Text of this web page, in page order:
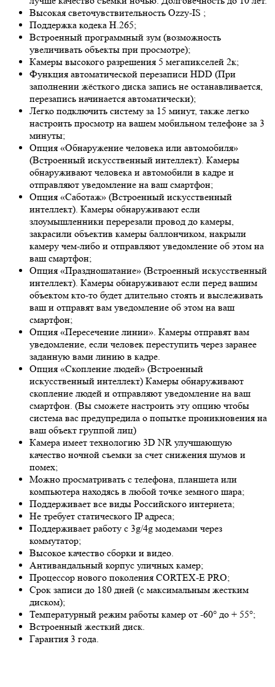
Высокая светочувствительность Ozzy-IS ;
Поддержка кодека H.265;
Встроенный программный зум (возможность
увеличивать объекты при просмотре);
Камеры высокого разрешения 5 мегапикселей 2к;
Функция автоматической перезаписи HDD (При
заполнении жёсткого диска запись не останавливается,
перезапись начинается автоматически);
Легко подключить систему за 15 минут, также легко
настроить просмотр на вашем мобильном телефоне за 3
минуты;
Опция «Обнаружение человека или автомобиля»
(Встроенный искусственный интеллект). Камеры
обнаруживают человека и автомобили в кадре и
отправляют уведомление на ваш смартфон;
Опция «Саботаж» (Встроенный искусственный
интеллект). Камеры обнаруживают если
злоумышленники перерезали провод до камеры,
закрасили объектив камеры баллончиком, накрыли
камеру чем-либо и отправляют уведомление об этом на
ваш смартфон;
Опция «Праздношатание» (Встроенный искусственный
интеллект). Камеры обнаруживают если перед вашим
объектом кто-то будет длительно стоять и выслеживать
ваш и отправят вам уведомление об этом на ваш
смартфон;
Опция «Пересечение линии». Камеры отправят вам
уведомление, если человек переступить через заранее
заданную вами линию в кадре.
Опция «Скопление людей» (Встроенный
искусственный интеллект) Камеры обнаруживают
скопление людей и отправляют уведомление на ваш
смартфон. (Вы сможете настроить эту опцию чтобы
система вас предупредила о попытке проникновения на
ваш объект группой лиц)
Камера имеет технологию 3D NR улучшающую
качество ночной съемки за счет снижения шумов и
помех;
Можно просматривать с телефона, планшета или
компьютера находясь в любой точке земного шара;
Поддерживает все виды Российского интернета;
Не требует статического IP адреса;
Поддерживает работу с 3g/4g модемами через
коммутатор;
Высокое качество сборки и видео.
Антивандальный корпус уличных камер;
Процессор нового поколения CORTEX-E PRO;
Срок записи до 180 дней (с максимальным жестким
диском);
Температурный режим работы камер от -60° до + 55°;
Встроенный жесткий диск.
Гарантия 3 года.